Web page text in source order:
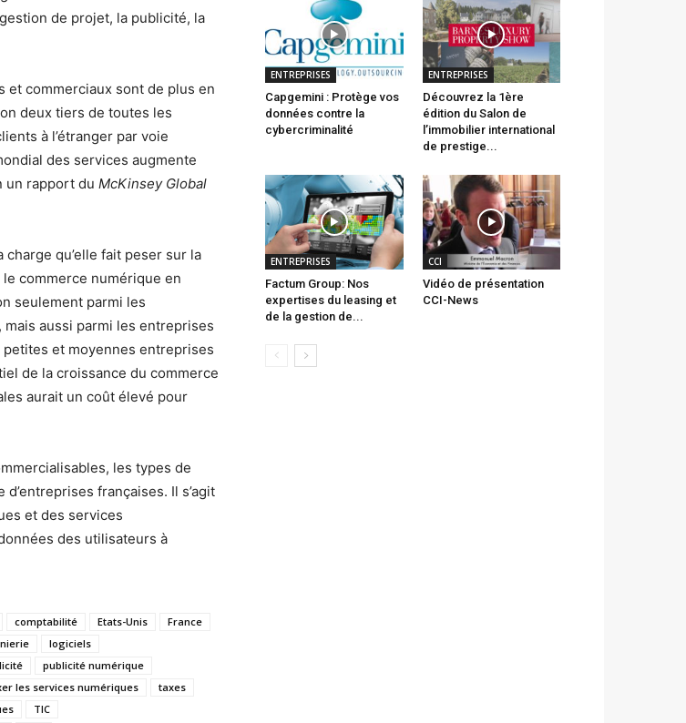
de projet, la publicité, la
et commerciaux sont de plus en
deux tiers de toutes les
à l’étranger par voie
des services augmente
un rapport du McKinsey Global
charge qu’elle fait peser sur la
commerce numérique en
seulement parmi les
mais aussi parmi les entreprises
et moyennes entreprises
de la croissance du commerce
aurait un coût élevé pour
les types de
françaises. Il s’agit
et des services
des utilisateurs à
comptabilité Etats-Unis
France
logiciels
publicité numérique
les services numériques
taxes
TIC
ENTREPRISES
Capgemini : Protège vos
données contre la
cybercriminalité
ENTREPRISES
Découvrez la 1ère
édition du Salon de
l’immobilier international
de prestige...
ENTREPRISES
Factum Group: Nos
expertises du leasing et
de la gestion de...
CCI
Vidéo de présentation
CCI-News